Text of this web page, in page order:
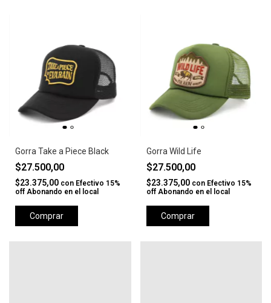
Gorra Take a Piece Black
$27.500,00
$23.375,00 con Efectivo 15%
off Abonando en el local
Comprar
Gorra Wild Life
$27.500,00
$23.375,00 con Efectivo 15%
off Abonando en el local
Comprar